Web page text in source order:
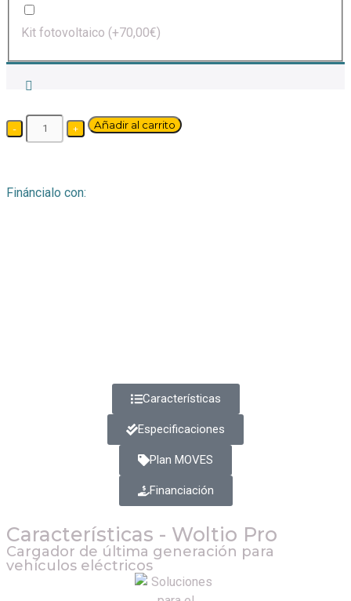
Kit fotovoltaico (+70,00€)
Añadir al carrito
Fináncialo con:
Características
Especificaciones
Plan MOVES
Financiación
Características - Woltio Pro
Cargador de última generación para
vehículos eléctricos